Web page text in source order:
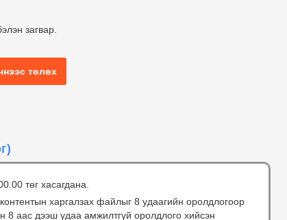
загвар.
төлөх
төг хасагдана.
харгалзах файлыг 8 удаагийн оролдлогоор
8 аас дээш удаа амжилтгүй оролдлого хийсэн